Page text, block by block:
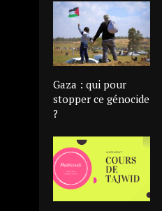
Gaza : qui pour
stopper ce génocide
?